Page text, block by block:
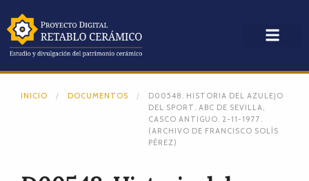
INICIO DOCUMENTOS
D00548. HISTORIA DEL AZULEJO
DEL SPORT. ABC DE SEVILLA,
CASCO ANTIGUO. 2-11-1977.
(ARCHIVO DE FRANCISCO SOLÍS
PÉREZ)